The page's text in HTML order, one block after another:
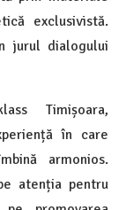
exclusivistă.
jurul dialogului
Timișoara,
în care
armonios.
atenția pentru